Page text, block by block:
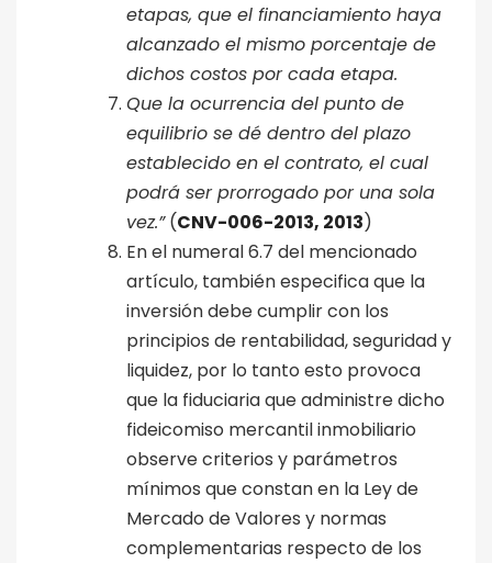
etapas, que el financiamiento haya
alcanzado el mismo porcentaje de
dichos costos por cada etapa.
Que la ocurrencia del punto de
equilibrio se dé dentro del plazo
establecido en el contrato, el cual
podrá ser prorrogado por una sola
vez.”(CNV-006-2013, 2013)
En el numeral 6.7 del mencionado
artículo, también especifica que la
inversión debe cumplir con los
principios de rentabilidad, seguridad y
liquidez, por lo tanto esto provoca
que la fiduciaria que administre dicho
fideicomiso mercantil inmobiliario
observe criterios y parámetros
mínimos que constan en la Ley de
Mercado de Valores y normas
complementarias respecto de los